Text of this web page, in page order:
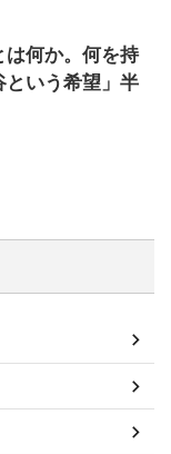
は何か。何を持
という希望」半